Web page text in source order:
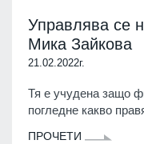
Управлява се
Мика Зайкова
21.02.2022г.
Тя е учудена защо
погледне какво
ПРОЧЕТИ